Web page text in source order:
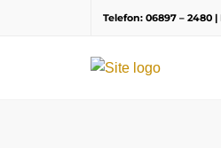
Telefon: 06897 – 2480 |